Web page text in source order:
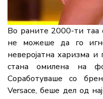
Во раните 2000-ти таа
не можеше да го
неверојатна харизма
стана омилена на
Соработуваше со
Versace, беше дел од